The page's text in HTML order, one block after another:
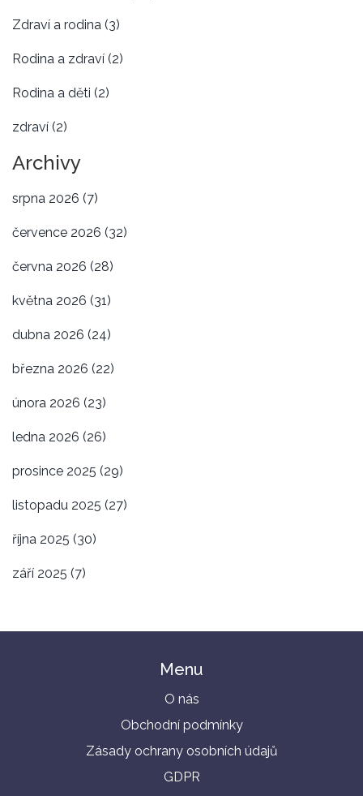
Zdraví a rodina (3)
Rodina a zdraví (2)
Rodina a děti (2)
zdraví (2)
Archivy
srpna 2026 (7)
července 2026 (32)
června 2026 (28)
května 2026 (31)
dubna 2026 (24)
března 2026 (22)
února 2026 (23)
ledna 2026 (26)
prosince 2025 (29)
listopadu 2025 (27)
října 2025 (30)
září 2025 (7)
Menu
O nás
Obchodní podmínky
Zásady ochrany osobních údajů
GDPR